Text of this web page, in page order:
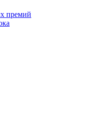
премий